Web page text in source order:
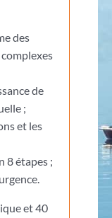
des
de
;
et les
8 étapes ;
et 40